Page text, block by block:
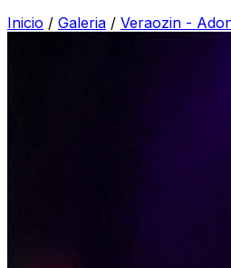
Inicio / Galeria / Veraozin -